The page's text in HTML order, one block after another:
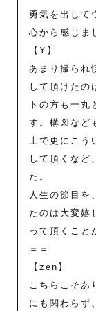
勇気を出して
心から感じま
【Y】
あまり撮られ
して頂けたの
トの方も一丸
す。構図など
上で更にこ
して頂くなど
た。
人生の節目を
たのは大変嬉
って頂くこと
＝＝
【zen】
こちらこそあ
にも関わらず